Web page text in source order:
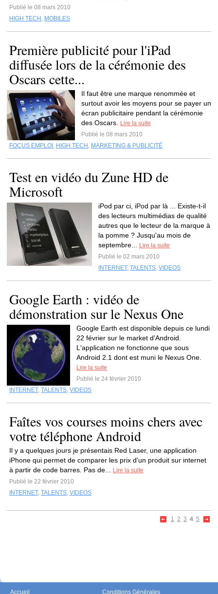
Publié le 08 mars 2010
HIGH TECH , MOBILES
Première publicité pour l'iPad
diffusée lors de la cérémonie des
Oscars cette...
Il faut être une marque renommée et
surtout avoir les moyens pour se payer un
écran publicitaire pendant la cérémonie
des Oscars.
Lire la suite
Publié le 08 mars 2010
FOCUS EMPLOI , HIGH TECH , MARKETING & PUBLICITÉ
Test en vidéo du Zune HD de
Microsoft
iPod par ci, iPod par là ... Existe-t-il
des lecteurs multimédias de qualité
autres que le lecteur de la marque à
la pomme ? Jusqu'au mois de
septembre...
Lire la suite
Publié le 02 mars 2010
INTERNET, TALENTS, VIDEOS
Google Earth : vidéo de
démonstration sur le Nexus One
Google Earth est disponible depuis ce lundi
22 février sur le market d'Android.
L'application ne fonctionne que sous
Android 2.1 dont est muni le Nexus One.
Lire la suite
Publié le 24 février 2010
INTERNET, TALENTS, VIDEOS
Faîtes vos courses moins chers avec
votre téléphone Android
Il y a quelques jours je présentais Red Laser, une application
iPhone qui permet de comparer les prix d'un produit sur internet
à partir de code barres. Pas de...
Lire la suite
Publié le 22 février 2010
INTERNET, TALENTS, VIDEOS
1 2 3 4 5
Accueil Conditions Générales